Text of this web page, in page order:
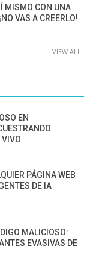
MISMO CON UNA
VAS A CREERLO!
VIEW ALL
EN
PÁGINA WEB
DE IA
MALICIOSO:
EVASIVAS DE